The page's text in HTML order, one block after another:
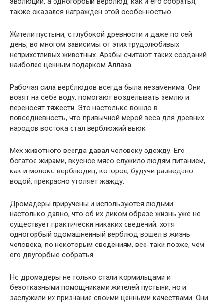
также оказался награжден этой особенностью.
Жители пустыни, с глубокой древности и даже по сей
день, во многом зависимы от этих трудолюбивых
неприхотливых животных. Арабы считают таких созданий
наиболее ценным подарком Аллаха.
Рабочая сила верблюдов всегда была незаменима. Они
возят на себе воду, помогают возделывать землю и
переносят тяжести. Это настолько вошло в
повседневность, что привычной мерой веса для древних
народов востока стал верблюжий вьюк.
Мех животного всегда давал человеку одежду. Его
богатое жирами, вкусное мясо служило людям питанием,
как и молоко верблюдиц, которое, будучи разведено
водой, прекрасно утоляет жажду.
Дромадеры приручены и используются людьми
настолько давно, что об их диком образе жизнь уже не
существует практически никаких сведений, хотя
одногорбый одомашненный верблюд вошел в жизнь
человека, по некоторым сведениям, все-таки позже, чем
его двугорбые собратья.
Но дромадеры не только стали кормильцами и
безотказными помощниками жителей пустыни, но и
заслужили их признание своими ценными качествами. Они